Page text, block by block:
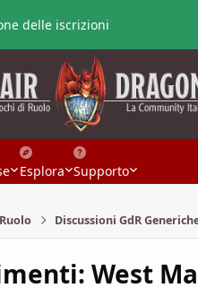
delle iscrizioni
Esplora Supporto
Discussioni GdR
West